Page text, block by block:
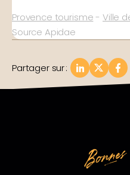
Provence tourisme-Ville
Source Apidae
Partager sur: